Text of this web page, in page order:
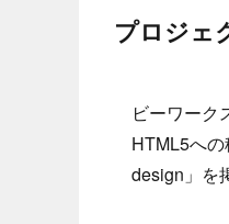
プロジェ
ビーワーク
HTML5へ
design」を